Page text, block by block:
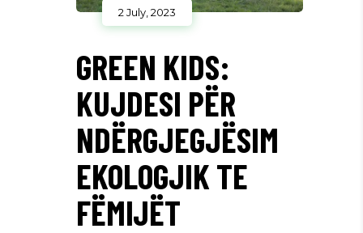
2 July, 2023
GREEN KIDS:
KUJDESI PËR
NDËRGJEGJËSIM
EKOLOGJIK TE
FËMIJËT